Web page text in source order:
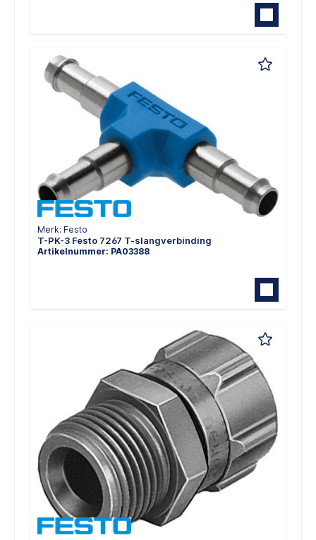
Merk: Festo
T-PK-3 Festo 7267 T-slangverbinding
Artikelnummer: PA03388